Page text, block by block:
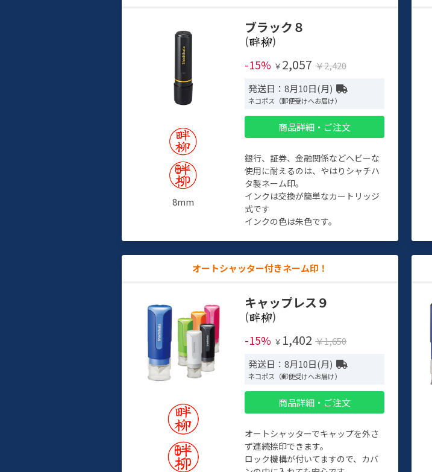
8mm
ブラック８
(
)
-15% ￥ 2,057 ￥2,420
発送日：8月10日(月)
ネコポス（郵便受けへお届け）
商品詳細・ご注文
銀行、証券、金融関係などヘビーな
使用に耐えるのは、やはりシャチハ
タ製ネーム印。
インクは交換が簡単なカートリッジ
式です
インクの色は朱色です。
オートシャッター付きネーム印！
キャップレス９
(
)
-15% ￥ 1,402 ￥1,650
発送日：8月10日(月)
ネコポス（郵便受けへお届け）
商品詳細・ご注文
オートシャッターでキャップを外さ
ず連続捺印できます。
ロック機構が付いてますので、カバ